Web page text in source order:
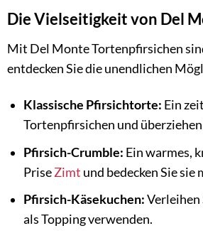
Die Vielseitigkeit von Del
Mit Del Monte Tortenpfirsichen
entdecken Sie die unendlichen
Klassische Pfirsichtorte: Ein
Tortenpfirsichen und
Pfirsich-Crumble: Ein warmes,
PriseZimt und bedecken Sie sie
Pfirsich-Käsekuchen:Verleihen
als Topping verwenden.